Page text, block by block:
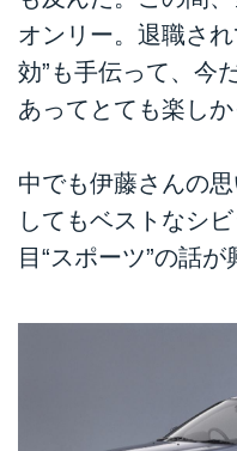
オンリー。退職さ
効”も手伝って、今
あってとても楽しか
中でも伊藤さんの
してもベストなシ
目“スポーツ”の話が